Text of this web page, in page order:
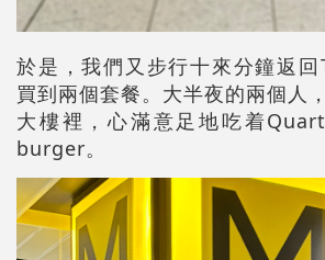
於是，我們又步行十來分鐘返
買到兩個套餐。大半夜的兩個人
大樓裡，心滿意足地吃着
burger。